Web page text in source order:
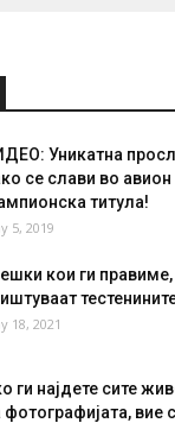
Уникатна
се слави во авион
титула!
5, 2019
кои ги правиме,
18, 2021
ги најдете сите
фотографијата, вие